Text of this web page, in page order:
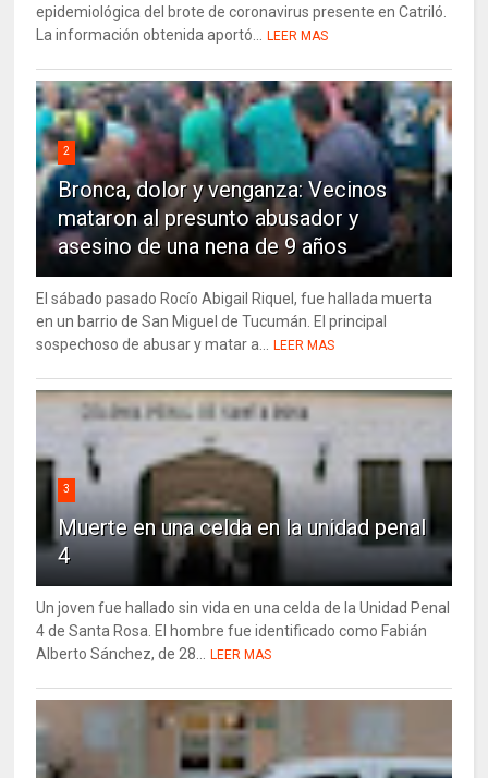
epidemiológica del brote de coronavirus presente en Catriló.
La información obtenida aportó...
LEER MAS
2
Bronca, dolor y venganza: Vecinos
mataron al presunto abusador y
asesino de una nena de 9 años
El sábado pasado Rocío Abigail Riquel, fue hallada muerta
en un barrio de San Miguel de Tucumán. El principal
sospechoso de abusar y matar a...
LEER MAS
3
Muerte en una celda en la unidad penal
4
Un joven fue hallado sin vida en una celda de la Unidad Penal
4 de Santa Rosa. El hombre fue identificado como Fabián
Alberto Sánchez, de 28...
LEER MAS